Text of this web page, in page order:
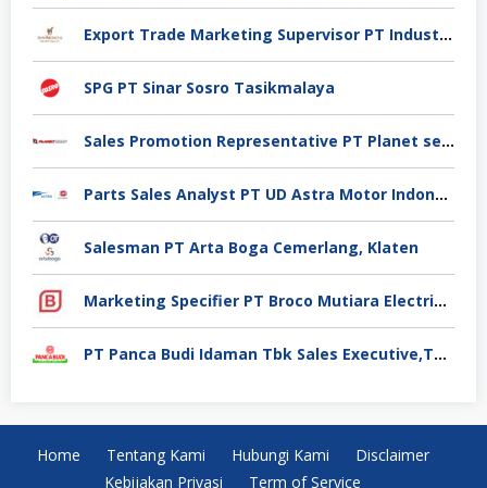
Export Trade Marketing Supervisor PT Industri Jamu Dan Farmasi Sido Muncul Tbk, Jakarta
SPG PT Sinar Sosro Tasikmalaya
Sales Promotion Representative PT Planet selancar Mandiri, Pontianak
Parts Sales Analyst PT UD Astra Motor Indonesia, Jakarta Utara
Salesman PT Arta Boga Cemerlang, Klaten
Marketing Specifier PT Broco Mutiara Electrical Industry, Tangerang
PT Panca Budi Idaman Tbk Sales Executive,Tangerang
Home Tentang Kami Hubungi Kami
Disclaimer
Kebijakan Privasi
Term of Service